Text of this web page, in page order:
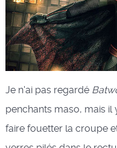
Je n'ai pas regardé
penchants maso, mais il
faire fouetter la croupe